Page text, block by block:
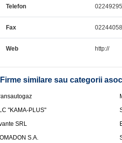
Telefon
Fax
Web http://
Firme similare sau categorii
"KAMA-PLUS"
SRL
S.A.